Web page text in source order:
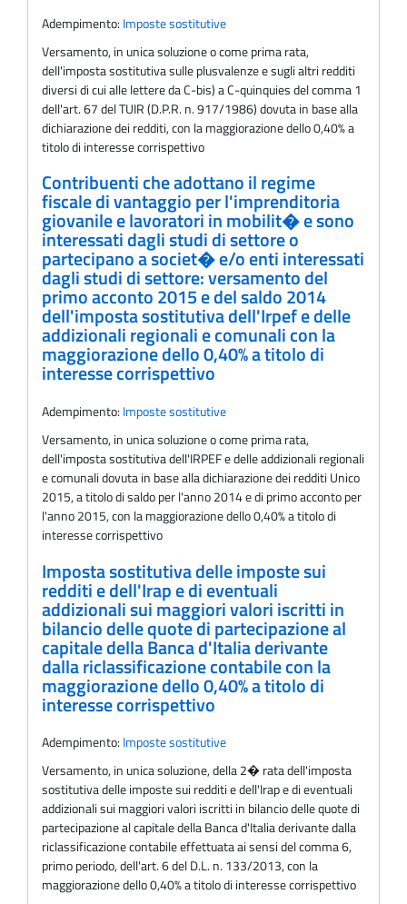
Adempimento: Imposte sostitutive
Versamento, in unica soluzione o come prima rata,
dell'imposta sostitutiva sulle plusvalenze e sugli altri redditi
diversi di cui alle lettere da C-bis) a C-quinquies del comma 1
dell'art. 67 del TUIR (D.P.R. n. 917/1986) dovuta in base alla
dichiarazione dei redditi, con la maggiorazione dello 0,40% a
titolo di interesse corrispettivo
Contribuenti che adottano il regime
fiscale di vantaggio per l'imprenditoria
giovanile e lavoratori in mobilit� e sono
interessati dagli studi di settore o
partecipano a societ� e/o enti interessati
dagli studi di settore: versamento del
primo acconto 2015 e del saldo 2014
dell'imposta sostitutiva dell'Irpef e delle
addizionali regionali e comunali con la
maggiorazione dello 0,40% a titolo di
interesse corrispettivo
Adempimento: Imposte sostitutive
Versamento, in unica soluzione o come prima rata,
dell'imposta sostitutiva dell'IRPEF e delle addizionali regionali
e comunali dovuta in base alla dichiarazione dei redditi Unico
2015, a titolo di saldo per l'anno 2014 e di primo acconto per
l'anno 2015, con la maggiorazione dello 0,40% a titolo di
interesse corrispettivo
Imposta sostitutiva delle imposte sui
redditi e dell'Irap e di eventuali
addizionali sui maggiori valori iscritti in
bilancio delle quote di partecipazione al
capitale della Banca d'Italia derivante
dalla riclassificazione contabile con la
maggiorazione dello 0,40% a titolo di
interesse corrispettivo
Adempimento: Imposte sostitutive
Versamento, in unica soluzione, della 2� rata dell'imposta
sostitutiva delle imposte sui redditi e dell'Irap e di eventuali
addizionali sui maggiori valori iscritti in bilancio delle quote di
partecipazione al capitale della Banca d'Italia derivante dalla
riclassificazione contabile effettuata ai sensi del comma 6,
primo periodo, dell'art. 6 del D.L. n. 133/2013, con la
maggiorazione dello 0,40% a titolo di interesse corrispettivo